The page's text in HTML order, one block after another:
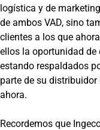
logística y de
de ambos VAD, sino
clientes a los que
ellos la oportunidad de
estando respaldados
parte de su
ahora.
Recordemos que